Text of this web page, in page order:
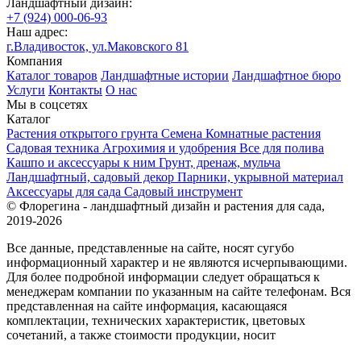
+7 (924) 000-06-93
Наш адрес:
г.Владивосток, ул.Маковского 81
Компания
Каталог товаров Ландшафтные истории Ландшафтное бюро
Услуги Контакты О нас
Мы в соцсетях
Каталог
Растения открытого грунта Семена Комнатные растения
Садовая техника Агрохимия и удобрения Все для полива
Кашпо и аксессуары к ним Грунт, дренаж, мульча
Ландшафтный, садовый декор Парники, укрывной материал
Аксессуары для сада Садовый инструмент
© Флорегина - ландшафтный дизайн и растения для сада,
2019-2026
Все данные, представленные на сайте, носят сугубо
информационный характер и не являются исчерпывающими.
Для более подробной информации следует обращаться к
менеджерам компании по указанным на сайте телефонам. Вся
представленная на сайте информация, касающаяся
комплектации, технических характеристик, цветовых
сочетаний, а также стоимости продукции, носит